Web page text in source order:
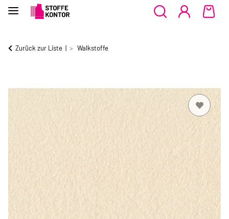
Zurück zur Liste Walkstoffe